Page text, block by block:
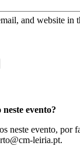
and website in
evento?
neste evento, por
leiria.pt.